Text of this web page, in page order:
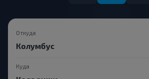
Откуда
Куда